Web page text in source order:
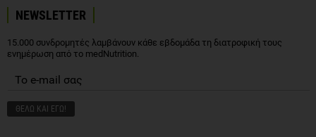
NEWSLETTER
15.000 συνδρομητές λαμβάνουν κάθε εβδομάδα τη διατροφική τους
ενημέρωση από το medNutrition.